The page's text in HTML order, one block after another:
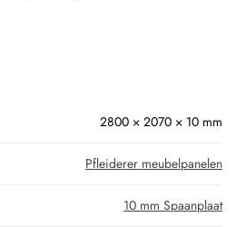
2800 × 2070 × 10 mm
Pfleiderer meubelpanelen
10 mm Spaanplaat